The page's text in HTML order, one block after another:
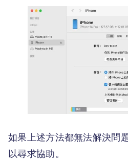
如果上述方法都無法解決問
以尋求協助。